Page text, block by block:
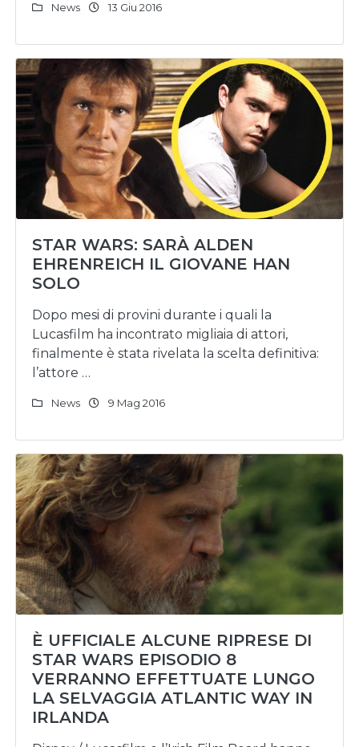
News 13 Giu 2016
STAR WARS: SARÀ ALDEN
EHRENREICH IL GIOVANE HAN
SOLO
Dopo mesi di provini durante i quali la
Lucasfilm ha incontrato migliaia di attori,
finalmente è stata rivelata la scelta definitiva:
l’attore …
News 9 Mag 2016
È UFFICIALE ALCUNE RIPRESE DI
STAR WARS EPISODIO 8
VERRANNO EFFETTUATE LUNGO
LA SELVAGGIA ATLANTIC WAY IN
IRLANDA